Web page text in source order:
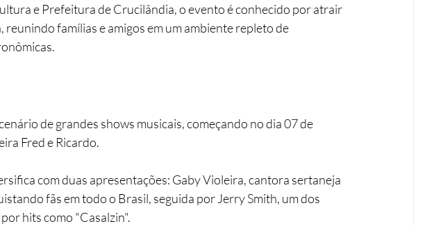
e Prefeitura de Crucilândia, o evento é conhecido por atrair
reunindo famílias e amigos em um ambiente repleto de
de grandes shows musicais, começando no dia 07 de
Fred e Ricardo.
com duas apresentações: Gaby Violeira, cantora sertaneja
fãs em todo o Brasil, seguida por Jerry Smith, um dos
hits como "Casalzin".